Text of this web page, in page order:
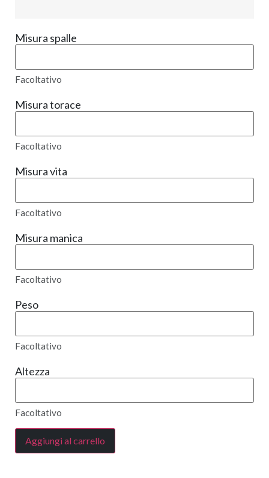
Misura spalle
Facoltativo
Misura torace
Facoltativo
Misura vita
Facoltativo
Misura manica
Facoltativo
Peso
Facoltativo
Altezza
Facoltativo
Aggiungi al carrello